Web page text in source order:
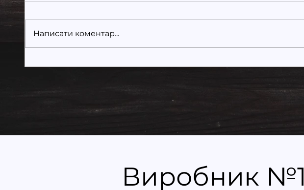
чому не варто)
економити щороку
Написати коментар...
Виробник №1